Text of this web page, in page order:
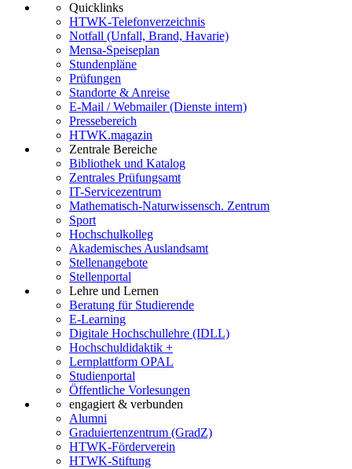
Quicklinks
HTWK-Telefonverzeichnis
Notfall (Unfall, Brand, Havarie)
Mensa-Speiseplan
Stundenpläne
Prüfungen
Standorte & Anreise
E-Mail / Webmailer (Dienste intern)
Pressebereich
HTWK.magazin
Zentrale Bereiche
Bibliothek und Katalog
Zentrales Prüfungsamt
IT-Servicezentrum
Mathematisch-Naturwissensch. Zentrum
Sport
Hochschulkolleg
Akademisches Auslandsamt
Stellenangebote
Stellenportal
Lehre und Lernen
Beratung für Studierende
E-Learning
Digitale Hochschullehre (IDLL)
Hochschuldidaktik +
Lernplattform OPAL
Studienportal
Öffentliche Vorlesungen
engagiert & verbunden
Alumni
Graduiertenzentrum (GradZ)
HTWK-Förderverein
HTWK-Stiftung